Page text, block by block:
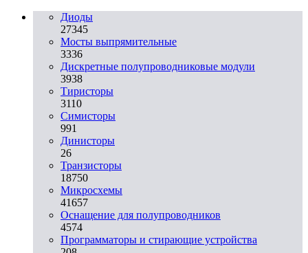
Диоды
27345
Мосты выпрямительные
3336
Дискретные полупроводниковые модули
3938
Тиристоры
3110
Симисторы
991
Динисторы
26
Транзисторы
18750
Микросхемы
41657
Оснащение для полупроводников
4574
Программаторы и стирающие устройства